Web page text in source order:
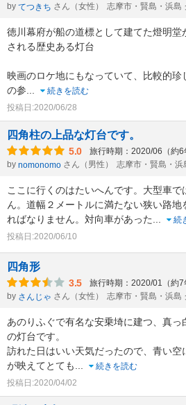
by てつきち さん（女性） 志摩市・賢島・浜島
徳川幕府が船の道標として建てた燈明堂
される歴史ある灯台
映画のロケ地にもなっていて、比較的珍
の参
続きを読む
投稿日:2020/06/28
四角柱の上品な灯台です。
5.0 旅行時期：2020/06（約6
by nomonomo さん（男性） 志摩市・賢島・
ここに行くのはたいへんです。大型車で
ん。道幅２メートルに満たない狭い路地
ればなりません。対向車があった
続
投稿日:2020/06/10
四角形
3.5 旅行時期：2020/01（約7
by さんじゃ さん（女性） 志摩市・賢島・浜島
あのりふぐで有名な安乗埼に建つ、真っ
の灯台です。
訪れた日はいい天気だったので、青い空
が映えてとても
続きを読む
投稿日:2020/04/02